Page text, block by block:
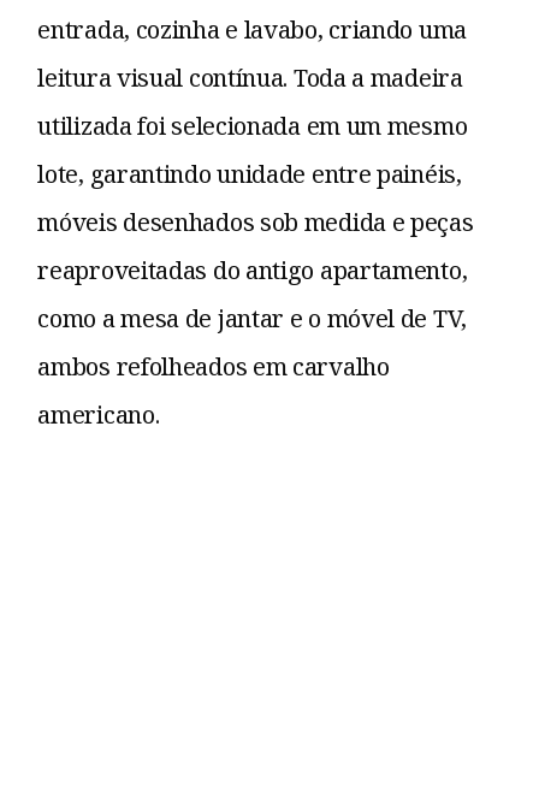
entrada, cozinha e lavabo, criando uma
leitura visual contínua. Toda a madeira
utilizada foi selecionada em um mesmo
lote, garantindo unidade entre painéis,
móveis desenhados sob medida e peças
reaproveitadas do antigo apartamento,
como a mesa de jantar e o móvel de TV,
ambos refolheados em carvalho
americano.